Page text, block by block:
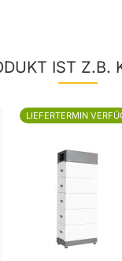
IST Z.B.
LIEFERTERMIN